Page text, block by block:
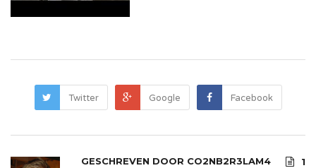
Twitter Google Facebook
GESCHREVEN DOOR CO2NB2R3LAM4
1